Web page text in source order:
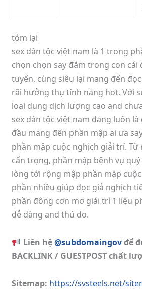
tóm lại
sex dân tộc việt nam là 1 trong
chọn chọn say đắm trong con
tuyến, cùng siêu lại mang đến
rãi hưởng thụ tính năng hot. Với
loại dung dịch lượng cao and
sex dân tộc việt nam đang luôn
đầu mang đến phần mập ai ưa
phần mập cuộc nghịch giải trí.
cẩn trọng, phần mập bệnh vụ
lòng tới rộng mập phần mập
phần nhiều giúp đọc giả nghịch
phần đông cơn mơ giải trí 1 liệu
dễ dàng and thú do.
Liên hệ@subdomaingovđể
BACKLINK / GUESTPOST chất
Sitemap: https://svsteels.net/